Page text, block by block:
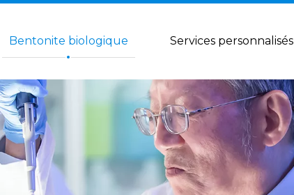
Bentonite biologique Services personnalisés